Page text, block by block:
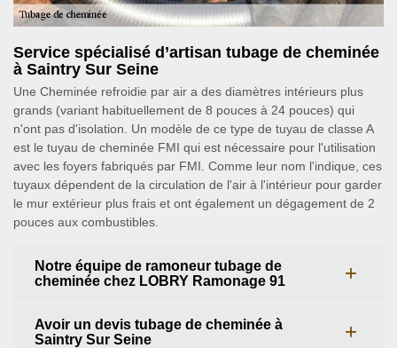
Service spécialisé d’artisan tubage de cheminée
à Saintry Sur Seine
Une Cheminée refroidie par air a des diamètres intérieurs plus
grands (variant habituellement de 8 pouces à 24 pouces) qui
n'ont pas d'isolation. Un modèle de ce type de tuyau de classe A
est le tuyau de cheminée FMI qui est nécessaire pour l'utilisation
avec les foyers fabriqués par FMI. Comme leur nom l'indique, ces
tuyaux dépendent de la circulation de l'air à l'intérieur pour garder
le mur extérieur plus frais et ont également un dégagement de 2
pouces aux combustibles.
Notre équipe de ramoneur tubage de
cheminée chez LOBRY Ramonage 91
Avoir un devis tubage de cheminée à
Saintry Sur Seine